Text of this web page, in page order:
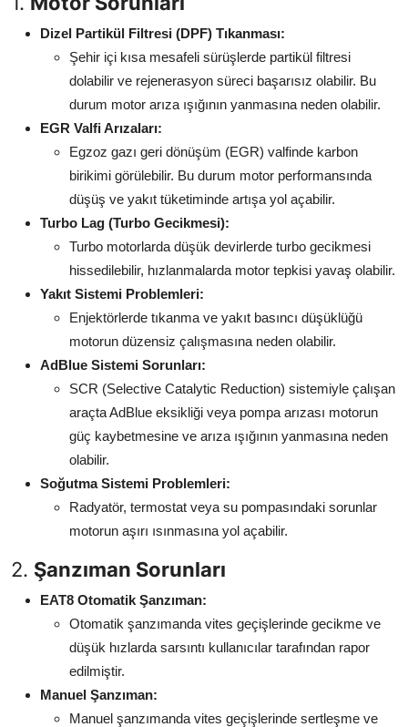
Dizel Partikül Filtresi (DPF) Tıkanması:
Şehir içi kısa mesafeli sürüşlerde partikül filtresi
dolabilir ve rejenerasyon süreci başarısız olabilir. Bu
durum motor arıza ışığının yanmasına neden olabilir.
EGR Valfi Arızaları:
Egzoz gazı geri dönüşüm (EGR) valfinde karbon
birikimi görülebilir. Bu durum motor performansında
düşüş ve yakıt tüketiminde artışa yol açabilir.
Turbo Lag (Turbo Gecikmesi):
Turbo motorlarda düşük devirlerde turbo gecikmesi
hissedilebilir, hızlanmalarda motor tepkisi yavaş olabilir.
Yakıt Sistemi Problemleri:
Enjektörlerde tıkanma ve yakıt basıncı düşüklüğü
motorun düzensiz çalışmasına neden olabilir.
AdBlue Sistemi Sorunları:
SCR (Selective Catalytic Reduction) sistemiyle çalışan
araçta AdBlue eksikliği veya pompa arızası motorun
güç kaybetmesine ve arıza ışığının yanmasına neden
olabilir.
Soğutma Sistemi Problemleri:
Radyatör, termostat veya su pompasındaki sorunlar
motorun aşırı ısınmasına yol açabilir.
2. Şanzıman Sorunları
EAT8 Otomatik Şanzıman:
Otomatik şanzımanda vites geçişlerinde gecikme ve
düşük hızlarda sarsıntı kullanıcılar tarafından rapor
edilmiştir.
Manuel Şanzıman:
Manuel şanzımanda vites geçişlerinde sertleşme ve